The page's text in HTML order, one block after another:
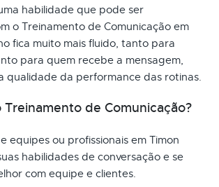
habilidade que pode ser
o Treinamento de Comunicação em
fica muito mais fluido, tanto para
para quem recebe a mensagem,
qualidade da performance das rotinas.
Treinamento de Comunicação?
equipes ou profissionais em Timon
habilidades de conversação e se
com equipe e clientes.